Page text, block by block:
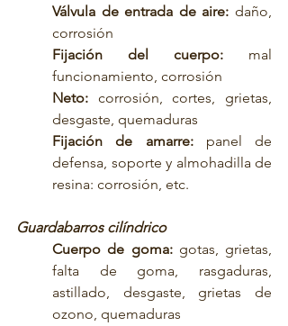
Válvula de entrada de aire: daño,
corrosión
Fijación del cuerpo: mal
funcionamiento, corrosión
Neto: corrosión, cortes, grietas,
desgaste, quemaduras
Fijación de amarre: panel de
defensa, soporte y almohadilla de
resina: corrosión, etc.
Guardabarros cilíndrico
Cuerpo de goma: gotas, grietas,
falta de goma, rasgaduras,
astillado, desgaste, grietas de
ozono, quemaduras